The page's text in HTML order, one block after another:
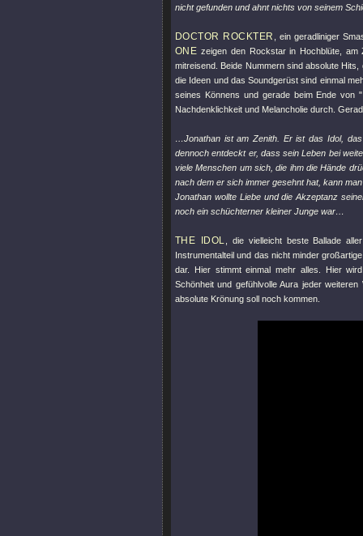
nicht gefunden und ahnt nichts von seinem
DOCTOR ROCKTER , ein geradliniger
ONE zeigen den Rockstar in Hochblüte, am
mitreisend. Beide Nummern sind absolute
die Ideen und das Soundgerüst sind einmal
seines Könnens und gerade beim Ende von
Nachdenklichkeit und Melancholie durch.
…Jonathan ist am Zenith. Er ist das Idol,
dennoch entdeckt er, dass sein Leben bei
viele Menschen um sich, die ihm die Hände
nach dem er sich immer gesehnt hat, kann
Jonathan wollte Liebe und die Akzeptanz
noch ein schüchterner kleiner Junge war…
THE IDOL , die vielleicht beste Ballade
Instrumentalteil und das nicht minder
dar. Hier stimmt einmal mehr alles. Hier
Schönheit und gefühlvolle Aura jeder
absolute Krönung soll noch kommen.